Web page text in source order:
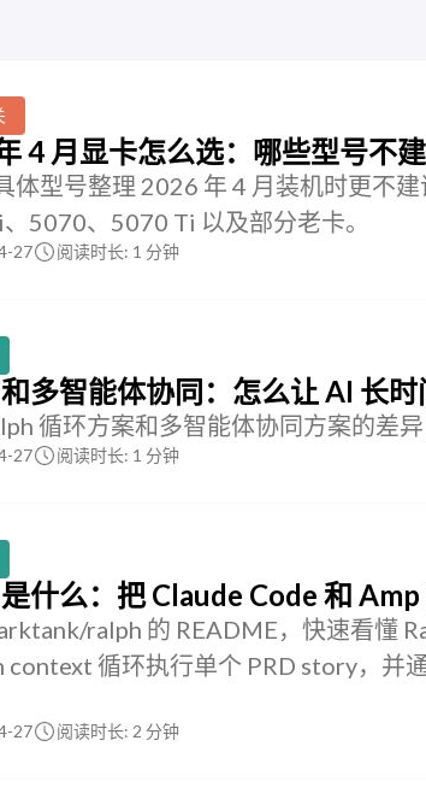
4 月显卡怎么选：哪些型号不
体型号整理 2026 年 4 月装机时更不
5070、5070 Ti 以及部分老卡。
27 阅读时长: 1 分钟
多智能体协同：怎么让 AI 长
循环方案和多智能体协同方案的差
27 阅读时长: 1 分钟
什么：把 Claude Code 和
ralph 的 README，快速看懂
context 循环执行单个 PRD story，并
27 阅读时长: 2 分钟